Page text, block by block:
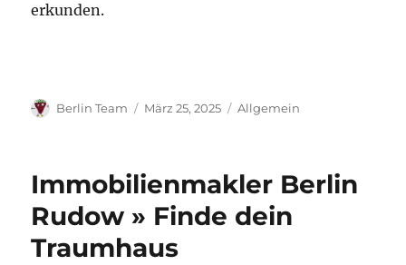
erkunden.
Autor
Berlin Team
Veröffentlicht
März 25, 2025 Kategorien
Allgemein
Immobilienmakler Berlin
Rudow » Finde dein
Traumhaus